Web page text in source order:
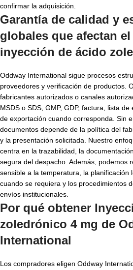
confirmar la adquisición.
Garantía de calidad y
globales que afectan el
inyección de ácido
Oddway International sigue procesos
proveedores y verificación de productos.
fabricantes autorizados o canales
MSDS o SDS, GMP, GDP, factura, lista
de exportación cuando corresponda. Sin
documentos depende de la política del
y la presentación solicitada. Nuestro
centra en la trazabilidad, la
segura del despacho. Además, podemos
sensible a la temperatura, la planificación
cuando se requiera y los procedimientos
envíos institucionales.
Por qué obtener
zoledrónico 4 mg de
International
Los compradores eligen Oddway